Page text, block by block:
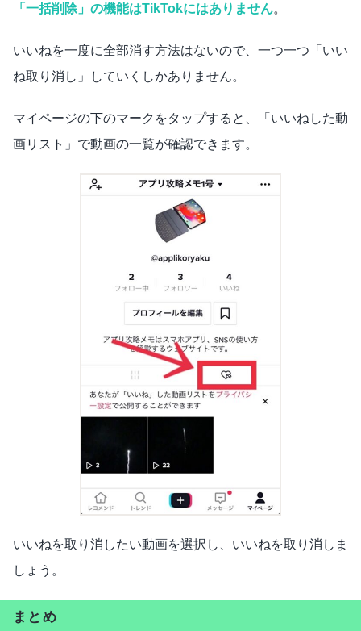
「一括削除」の機能はTikTokにはありません。
いいねを一度に全部消す方法はないので、一つ一つ「いい
ね取り消し」していくしかありません。
マイページの下のマークをタップすると、「いいねした動
画リスト」で動画の一覧が確認できます。
いいねを取り消したい動画を選択し、いいねを取り消しま
しょう。
まとめ